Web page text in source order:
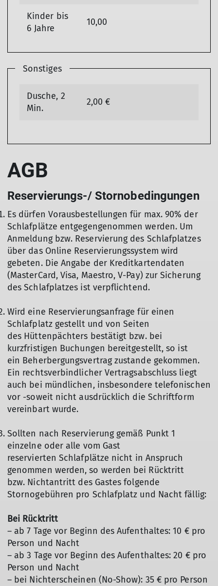
Kinder bis
6 Jahre
10,00
Sonstiges
Dusche, 2
Min.
2,00 €
AGB
Reservierungs-/ Stornobedingungen
Es dürfen Vorausbestellungen für max. 90% der
Schlafplätze entgegengenommen werden. Um
Anmeldung bzw. Reservierung des Schlafplatzes
über das Online Reservierungssystem wird
gebeten. Die Angabe der Kreditkartendaten
(MasterCard, Visa, Maestro, V-Pay) zur Sicherung
des Schlafplatzes ist verpflichtend.
Wird eine Reservierungsanfrage für einen
Schlafplatz gestellt und von Seiten
des Hüttenpächters bestätigt bzw. bei
kurzfristigen Buchungen bereitgestellt, so ist
ein Beherbergungsvertrag zustande gekommen.
Ein rechtsverbindlicher Vertragsabschluss liegt
auch bei mündlichen, insbesondere telefonischen
vor -soweit nicht ausdrücklich die Schriftform
vereinbart wurde.
Sollten nach Reservierung gemäß Punkt 1
einzelne oder alle vom Gast
reservierten Schlafplätze nicht in Anspruch
genommen werden, so werden bei Rücktritt
bzw. Nichtantritt des Gastes folgende
Stornogebühren pro Schlafplatz und Nacht fällig:
Bei Rücktritt
– ab 7 Tage vor Beginn des Aufenthaltes: 10 € pro
Person und Nacht
– ab 3 Tage vor Beginn des Aufenthaltes: 20 € pro
Person und Nacht
– bei Nichterscheinen (No-Show): 35 € pro Person